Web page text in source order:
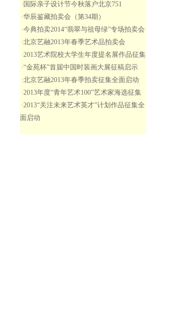
· 国际亲子设计节今秋落户北京751
·华辰鉴藏拍卖会（第34期）
·今典拍卖2014“翡翠与祖母绿”专场拍卖会
·北京艺融2013年春季艺术品拍卖会
·2013艺术院校大学生年度提名展作品征集
·“金苑杯”首届中国时装画大展征稿启示
·北京艺融2013年春季拍卖征集全面启动
·2013年度“青年艺术100”艺术家海选征集
·2013“关注未来艺术英才”计划作品征集全
面启动